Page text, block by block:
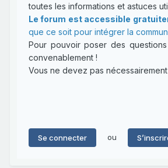
toutes les informations et astuces
Le forum est accessible
que ce soit pour intégrer la
Pour pouvoir poser des
convenablement !
Vous ne devez pas
Se connecter ou